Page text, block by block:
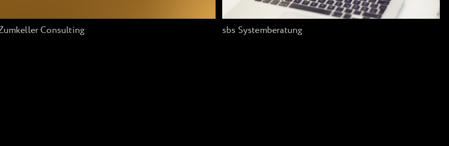
Consulting sbs Systemberatung